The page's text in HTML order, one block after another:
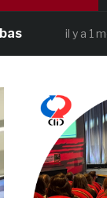
il y a 1 mois